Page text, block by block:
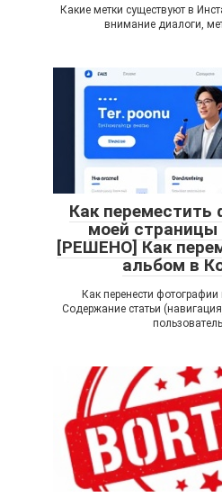
Какие метки существуют в
внимание диалоги,
Как переместить
моей
[РЕШЕНО] Как
альбом в
Как перенести
Содержание статьи